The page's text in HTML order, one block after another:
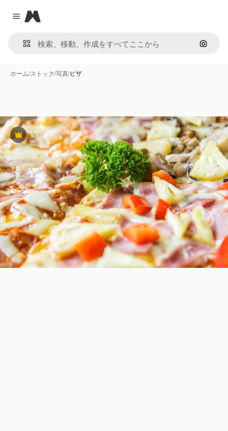
Close menu
Magnific
画像で
ホーム/ストック/写真/ピザ
Premium